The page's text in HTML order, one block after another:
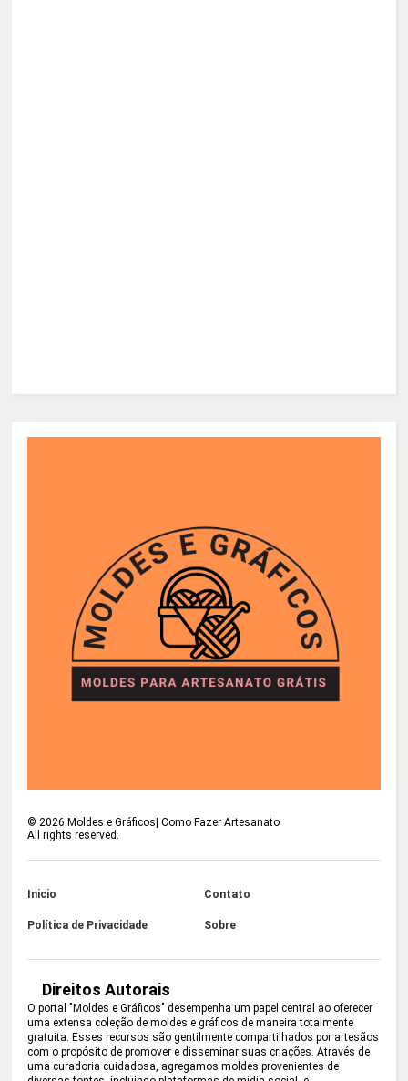
©2026 Moldes e Gráficos| Como Fazer Artesanato
All rights reserved.
Inicio Contato
Política de Privacidade Sobre
Direitos Autorais
O portal "Moldes e Gráficos" desempenha um papel central ao oferecer
uma extensa coleção de moldes e gráficos de maneira totalmente
gratuita. Esses recursos são gentilmente compartilhados por artesãos
com o propósito de promover e disseminar suas criações. Através de
uma curadoria cuidadosa, agregamos moldes provenientes de